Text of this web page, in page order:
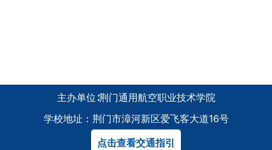
主办单位∶荆门通用航空职业技术学院
学校地址：荆门市漳河新区爱飞客大道16号
点击查看交通指引